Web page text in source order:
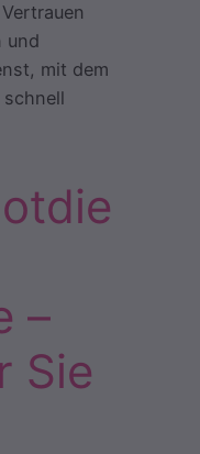
und
mit dem
–
Sie